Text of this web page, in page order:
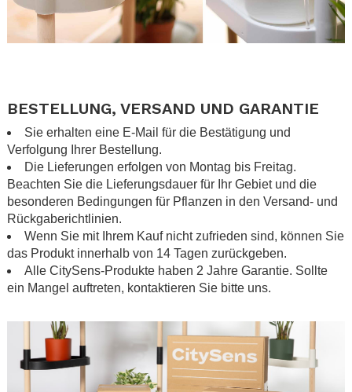
BESTELLUNG, VERSAND UND GARANTIE
Sie erhalten eine E-Mail für die Bestätigung und
Verfolgung Ihrer Bestellung.
Die Lieferungen erfolgen von Montag bis Freitag.
Beachten Sie die Lieferungsdauer für Ihr Gebiet und die
besonderen Bedingungen für Pflanzen in den Versand- und
Rückgaberichtlinien.
Wenn Sie mit Ihrem Kauf nicht zufrieden sind, können Sie
das Produkt innerhalb von 14 Tagen zurückgeben.
Alle CitySens-Produkte haben 2 Jahre Garantie. Sollte
ein Mangel auftreten, kontaktieren Sie bitte uns.